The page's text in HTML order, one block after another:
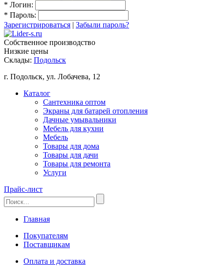
* Логин:
* Пароль:
Зарегистрироваться | Забыли пароль?
Собственное производство
Низкие цены
Склады: Подольск
г. Подольск, ул. Лобачева, 12
Каталог
Сантехника оптом
Экраны для батарей отопления
Дачные умывальники
Мебель для кухни
Мебель
Товары для дома
Товары для дачи
Товары для ремонта
Услуги
Прайс-лист
Главная
Покупателям
Поставщикам
Оплата и доставка